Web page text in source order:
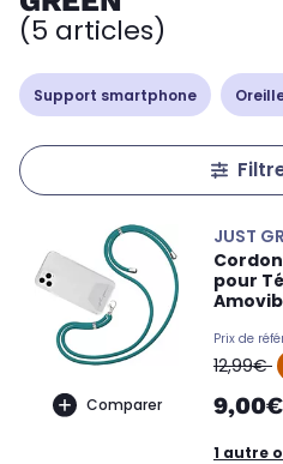
(5 articles)
Support smartphone
Comparer
JUST
Cordon
pour
Prix de
oldPrice
12,99€
9,00€
1 autre